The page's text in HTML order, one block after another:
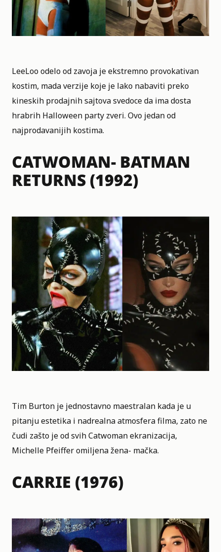
LeeLoo odelo od zavoja je ekstremno provokativan
kostim, mada verzije koje je lako nabaviti preko
kineskih prodajnih sajtova svedoce da ima dosta
hrabrih Halloween party zveri. Ovo jedan od
najprodavanijih kostima.
CATWOMAN- BATMAN
RETURNS (1992)
Tim Burton je jednostavno maestralan kada je u
pitanju estetika i nadrealna atmosfera filma, zato ne
čudi zašto je od svih Catwoman ekranizacija,
Michelle Pfeifferomiljena žena- mačka.
CARRIE (1976)